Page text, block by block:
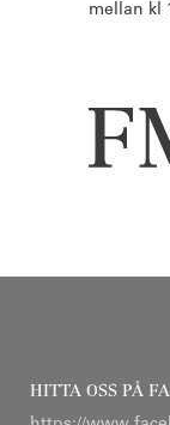
mellan kl
HITTA OSS PÅ